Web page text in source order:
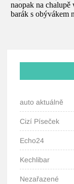
auto aktuálně
Cizí Píseček
Echo24
Kechlibar
Nezařazené